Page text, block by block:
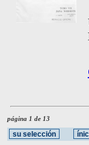
página 1 de 13